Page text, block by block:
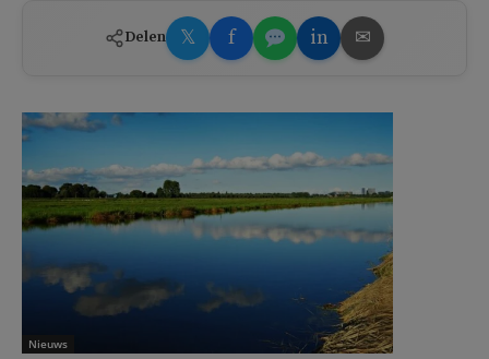
Delen 𝕏 f in ✉
Nieuws